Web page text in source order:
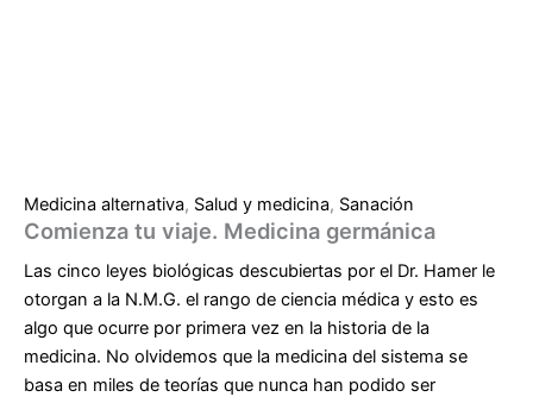
Medicina alternativa, Salud y medicina, Sanación
Comienza tu viaje. Medicina germánica
Las cinco leyes biológicas descubiertas por el Dr. Hamer le
otorgan a la N.M.G. el rango de ciencia médica y esto es
algo que ocurre por primera vez en la historia de la
medicina. No olvidemos que la medicina del sistema se
basa en miles de teorías que nunca han podido ser